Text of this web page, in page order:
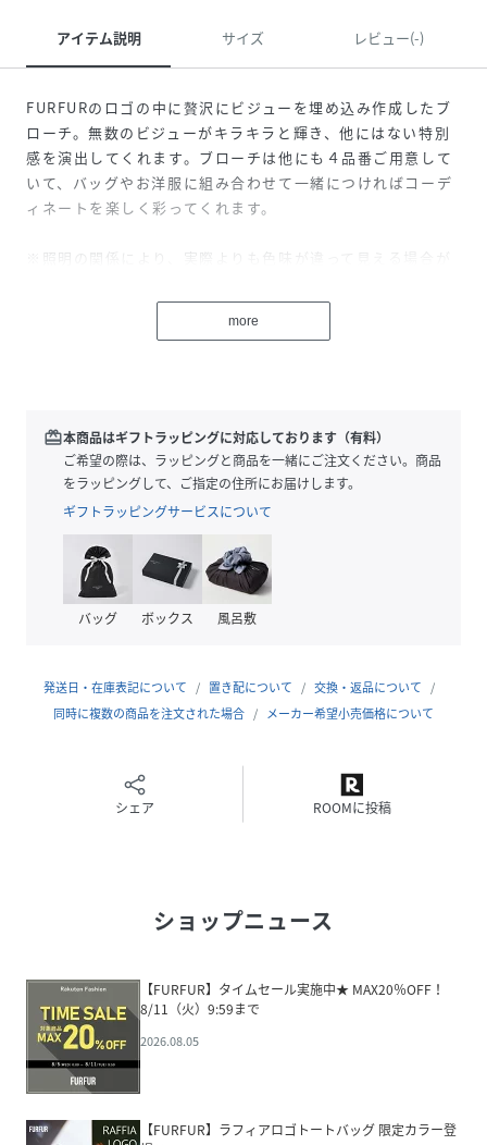
アイテム説明 サイズ レビュー(-)
FURFURのロゴの中に贅沢にビジューを埋め込み作成したブ
ローチ。無数のビジューがキラキラと輝き、他にはない特別
感を演出してくれます。ブローチは他にも４品番ご用意して
いて、バッグやお洋服に組み合わせて一緒につければコーデ
ィネートを楽しく彩ってくれます。
※照明の関係により、実際よりも色味が違って見える場合が
またパソコン・スマートフォンなどの環境により、若干製品
と画像のカラーが異なる場合もございます。予めご了承くだ
がある場合がございますので、予めご了承ください。
性別タイプ レディース
亜鉛合金・真鍮・ガラス
品番
PD0632_RWGG252512
(RWGG252512-Lv-3U PD0632 )
more
redeem本商品はギフトラッピングに対応しております（有料）
ご希望の際は、ラッピングと商品を一緒にご注文ください。商品
をラッピングして、ご指定の住所にお届けします。
ギフトラッピングサービスについて
バッグ ボックス 風呂敷
発送日・在庫表記について 置き配について
交換・返品について
同時に複数の商品を注文された場合
メーカー希望小売価格について
シェア ROOMに投稿
ショップニュース
【FURFUR】タイムセール実施中★ MAX20％OFF！
8/11（火）9:59まで
2026.08.05
【FURFUR】ラフィアロゴトートバッグ 限定カラー登